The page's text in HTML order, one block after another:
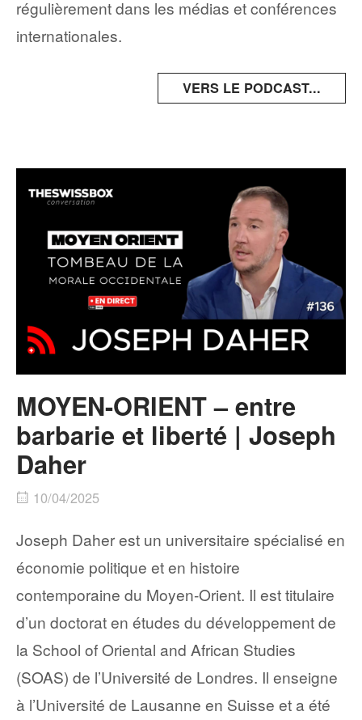
régulièrement dans les médias et conférences
internationales.
VERS LE PODCAST...
MOYEN-ORIENT – entre
barbarie et liberté | Joseph
Daher
10/04/2025
Joseph Daher est un universitaire spécialisé en
économie politique et en histoire
contemporaine du Moyen-Orient. Il est titulaire
d’un doctorat en études du développement de
la School of Oriental and African Studies
(SOAS) de l’Université de Londres. Il enseigne
à l’Université de Lausanne en Suisse et a été